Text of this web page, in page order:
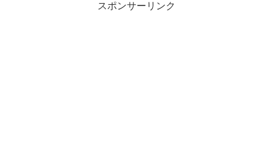
スポンサーリンク